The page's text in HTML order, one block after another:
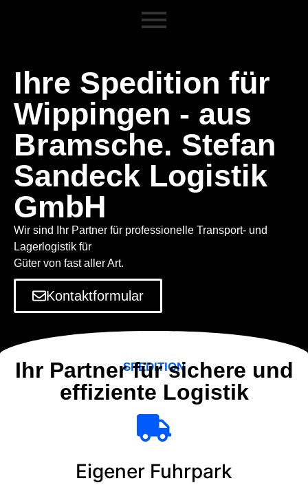
Ihre Spedition für
Wippingen - aus
Bramsche. Stefan
Sandeck Logistik
GmbH
Wir sind Ihr Partner für professionelle Transport- und
Lagerlogistik für
Güter von fast aller Art.
Kontaktformular
SPEDITION
Ihr Partner für sichere und
effiziente Logistik
Eigener Fuhrpark